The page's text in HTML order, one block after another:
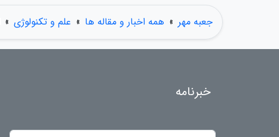
جعبه مهر » همه اخبار و مقاله ها » علم و تکنولوژی »
خبرنامه